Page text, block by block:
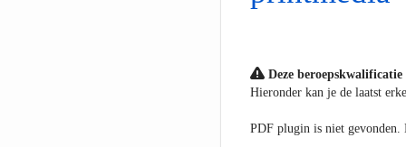
Deze beroepskwalificatie
Hieronder kan je de laatst
PDF plugin is niet gevonden.